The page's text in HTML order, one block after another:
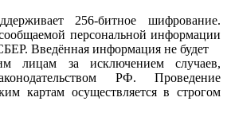
256-битное шифрование.
персональной информации
Введённая информация не будет
лицам за исключением случаев,
РФ. Проведение
картам осуществляется в строгом